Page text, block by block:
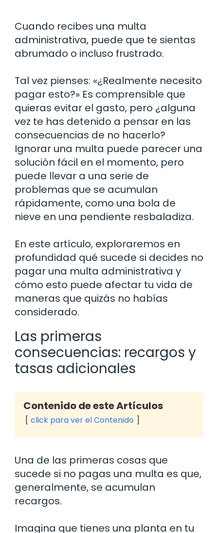
Cuando recibes una multa
administrativa, puede que te sientas
abrumado o incluso frustrado.
Tal vez pienses: «¿Realmente necesito
pagar esto?» Es comprensible que
quieras evitar el gasto, pero ¿alguna
vez te has detenido a pensar en las
consecuencias de no hacerlo?
Ignorar una multa puede parecer una
solución fácil en el momento, pero
puede llevar a una serie de
problemas que se acumulan
rápidamente, como una bola de
nieve en una pendiente resbaladiza.
En este artículo, exploraremos en
profundidad qué sucede si decides no
pagar una multa administrativa y
cómo esto puede afectar tu vida de
maneras que quizás no habías
considerado.
Las primeras
consecuencias: recargos y
tasas adicionales
Contenido de este Artículos
click para ver el Contenido
Una de las primeras cosas que
sucede si no pagas una multa es que,
generalmente, se acumulan
recargos.
Imagina que tienes una planta en tu